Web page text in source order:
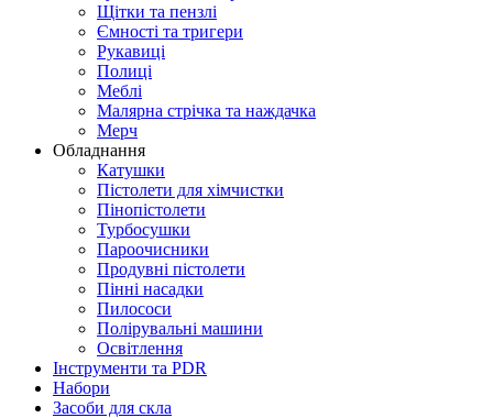
Щітки та пензлі
Ємності та тригери
Рукавиці
Полиці
Меблі
Малярна стрічка та наждачка
Мерч
Обладнання
Катушки
Пістолети для хімчистки
Пінопістолети
Турбосушки
Пароочисники
Продувні пістолети
Пінні насадки
Пилососи
Полірувальні машини
Освітлення
Інструменти та PDR
Набори
Засоби для скла